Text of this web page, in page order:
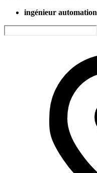
ingénieur automation